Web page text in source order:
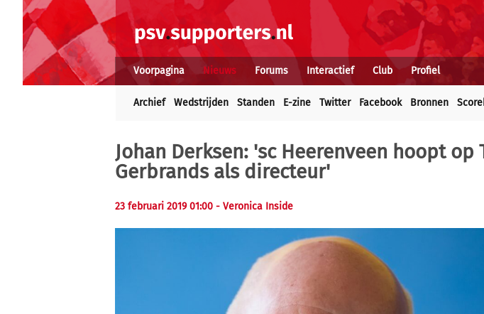
Voorpagina Nieuws Forums Interactief Club Profiel
Archief Wedstrijden Standen E-zine Twitter Facebook Bronnen
Johan Derksen: 'sc Heerenveen hoopt op
Gerbrands als directeur'
23 februari 2019 01:00 - Veronica Inside